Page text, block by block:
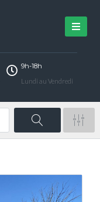
9h-18h
Lundi au Vendredi